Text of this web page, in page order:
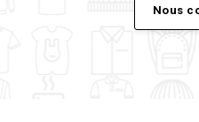
Nous